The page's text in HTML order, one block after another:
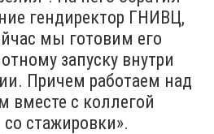
гендиректор ГНИВЦ,
мы готовим его
запуску внутри
Причем работаем над
вместе с коллегой
со стажировки».